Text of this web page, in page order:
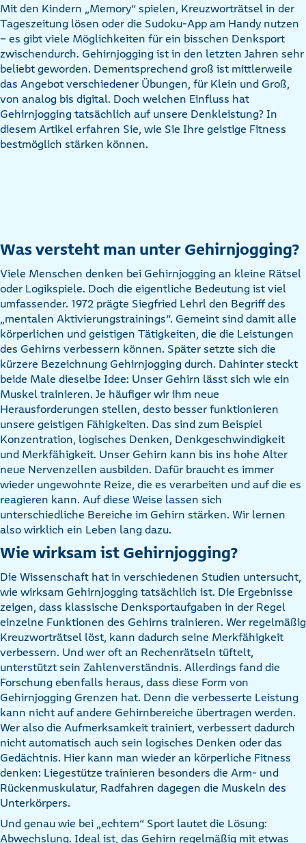
Mit den Kindern „Memory“ spielen, Kreuzworträtsel in der
Tageszeitung lösen oder die Sudoku-App am Handy nutzen
– es gibt viele Möglichkeiten für ein bisschen Denksport
zwischendurch. Gehirnjogging ist in den letzten Jahren sehr
beliebt geworden. Dementsprechend groß ist mittlerweile
das Angebot verschiedener Übungen, für Klein und Groß,
von analog bis digital. Doch welchen Einfluss hat
Gehirnjogging tatsächlich auf unsere Denkleistung? In
diesem Artikel erfahren Sie, wie Sie Ihre geistige Fitness
bestmöglich stärken können.
Was versteht man unter Gehirnjogging?
Viele Menschen denken bei Gehirnjogging an kleine Rätsel
oder Logikspiele. Doch die eigentliche Bedeutung ist viel
umfassender. 1972 prägte Siegfried Lehrl den Begriff des
„mentalen Aktivierungstrainings“. Gemeint sind damit alle
körperlichen und geistigen Tätigkeiten, die die Leistungen
des Gehirns verbessern können. Später setzte sich die
kürzere Bezeichnung Gehirnjogging durch. Dahinter steckt
beide Male dieselbe Idee: Unser Gehirn lässt sich wie ein
Muskel trainieren. Je häufiger wir ihm neue
Herausforderungen stellen, desto besser funktionieren
unsere geistigen Fähigkeiten. Das sind zum Beispiel
Konzentration, logisches Denken, Denkgeschwindigkeit
und Merkfähigkeit. Unser Gehirn kann bis ins hohe Alter
neue Nervenzellen ausbilden. Dafür braucht es immer
wieder ungewohnte Reize, die es verarbeiten und auf die es
reagieren kann. Auf diese Weise lassen sich
unterschiedliche Bereiche im Gehirn stärken. Wir lernen
also wirklich ein Leben lang dazu.
Wie wirksam ist Gehirnjogging?
Die Wissenschaft hat in verschiedenen Studien untersucht,
wie wirksam Gehirnjogging tatsächlich ist. Die Ergebnisse
zeigen, dass klassische Denksportaufgaben in der Regel
einzelne Funktionen des Gehirns trainieren. Wer regelmäßig
Kreuzworträtsel löst, kann dadurch seine Merkfähigkeit
verbessern. Und wer oft an Rechenrätseln tüftelt,
unterstützt sein Zahlenverständnis. Allerdings fand die
Forschung ebenfalls heraus, dass diese Form von
Gehirnjogging Grenzen hat. Denn die verbesserte Leistung
kann nicht auf andere Gehirnbereiche übertragen werden.
Wer also die Aufmerksamkeit trainiert, verbessert dadurch
nicht automatisch auch sein logisches Denken oder das
Gedächtnis. Hier kann man wieder an körperliche Fitness
denken: Liegestütze trainieren besonders die Arm- und
Rückenmuskulatur, Radfahren dagegen die Muskeln des
Unterkörpers.
Und genau wie bei „echtem“ Sport lautet die Lösung:
Abwechslung. Ideal ist, das Gehirn regelmäßig mit etwas